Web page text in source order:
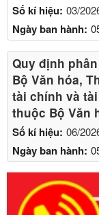
Số kí hiệu: 03/
Ngày ban hành:
Số kí hiệu: 06/
Ngày ban hành:
Quy định
Bộ Văn hóa,
tài chính và
thuộc Bộ Văn